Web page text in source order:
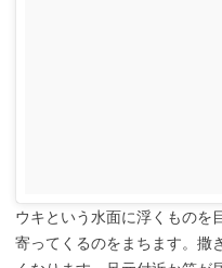
ウキという水面に浮くものを
寄ってくるのをまちます。撒